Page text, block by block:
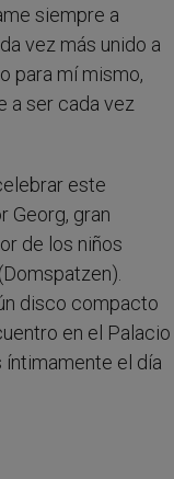
siempre a
vez más unido a
para mí mismo,
a ser cada vez
este
Georg, gran
de los niños
disco compacto
en el Palacio
íntimamente el día